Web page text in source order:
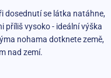
dosednutí se látka natáhne,
příliš vysoko - ideální výška
nohama dotknete země,
nad zemí.